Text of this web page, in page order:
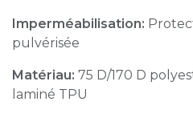
Imperméabilisation:
pulvérisée
Matériau: 75 D/170 D
laminé TPU